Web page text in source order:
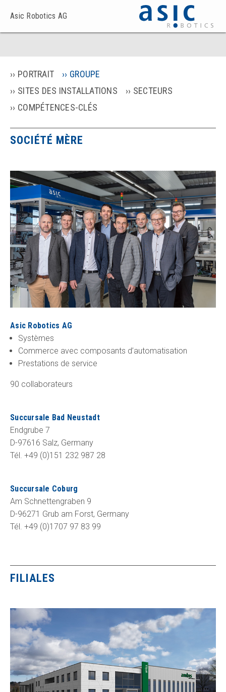
Asic Robotics AG
PORTRAIT
GROUPE
SITES DES INSTALLATIONS
SECTEURS
COMPÉTENCES-CLÉS
SOCIÉTÉ MÈRE
Asic Robotics AG
Systèmes
Commerce avec composants d’automatisation
Prestations de service
90 collaborateurs
Succursale Bad Neustadt
Endgrube 7
D-97616 Salz, Germany
Tél. +49 (0)151 232 987 28
Succursale Coburg
Am Schnettengraben 9
D-96271 Grub am Forst, Germany
Tél. +49 (0)1707 97 83 99
FILIALES